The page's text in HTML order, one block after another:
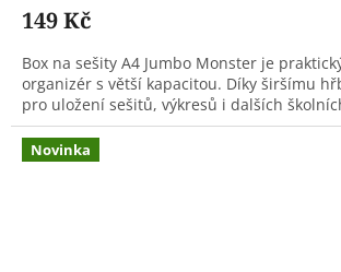
149 Kč
Box na sešity A4 Jumbo Monster je
organizér s větší kapacitou. Díky širšímu
pro uložení sešitů, výkresů i dalších
Novinka